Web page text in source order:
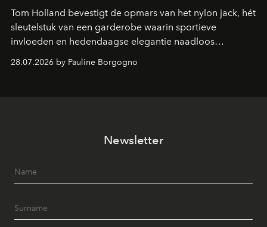
Tom Holland bevestigt de opmars van het nylon jack, hét
sleutelstuk van een garderobe waarin sportieve
invloeden en hedendaagse elegantie naadloos
samenkomen.
28.07.2026 by Pauline Borgogno
Newsletter